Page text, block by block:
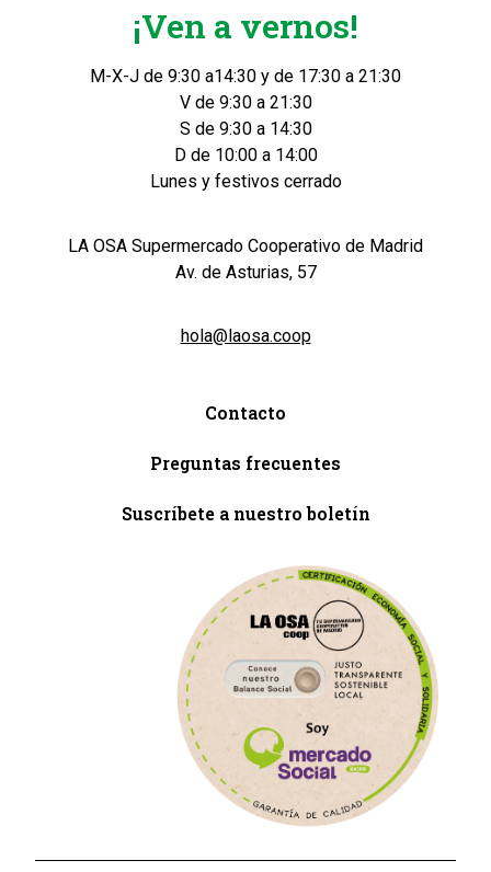
¡Ven a vernos!
M-X-J de 9:30 a14:30 y de 17:30 a 21:30
V de 9:30 a 21:30
S de 9:30 a 14:30
D de 10:00 a 14:00
Lunes y festivos cerrado
LA OSA Supermercado Cooperativo de Madrid
Av. de Asturias, 57
hola@laosa.coop
Contacto
Preguntas frecuentes
Suscríbete a nuestro boletín